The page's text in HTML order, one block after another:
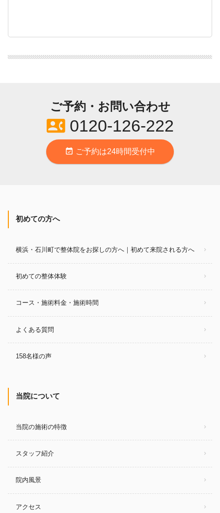
ご予約・お問い合わせ
contact_phone0120-126-222
event_available ご予約は24時間受付中
初めての方へ
横浜・石川町で整体院をお探しの方へ｜初めて来院される方へ
初めての整体体験
コース・施術料金・施術時間
よくある質問
158名様の声
当院について
当院の施術の特徴
スタッフ紹介
院内風景
アクセス